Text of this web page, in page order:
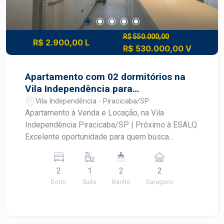
R$ 2.900,00 L
R$ 550.000,00
R$ 530.000,00 V
Apartamento com 02 dormitórios na
Vila Independência para
venda/locação
Vila Independência - Piracicaba/SP
Apartamento à Venda e Locação, na Vila
Independência Piracicaba/SP | Próximo à ESALQ
Excelente oportunidade para quem busca
privilegiada em uma das regiões mais
valorizadas de Piracicaba! Características do
Imóvel Área útil: 66,99 m² 2 dormitórios, sendo 1
2
Dorm.
1
Suite
2
Banho
2
Garagens